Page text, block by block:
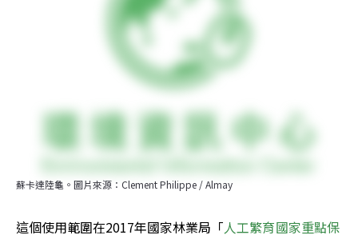
蘇卡達陸龜。圖片來源：Clement Philippe / Almay
這個使用範圍在2017年國家林業局「人工繁育國家重點保